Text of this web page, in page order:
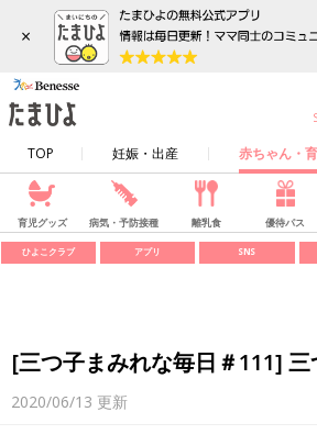
×
TOP 妊娠・出産 赤ちゃん・
育児グッズ 病気・予防接種 離乳食 優待パス
ひよこクラブ アプリ SNS
[三つ子まみれな毎日＃111]
2020/06/13 更新